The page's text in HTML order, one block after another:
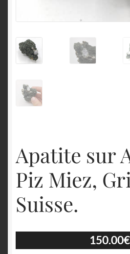
Apatite sur
Piz Miez,
Suisse.
150.00€